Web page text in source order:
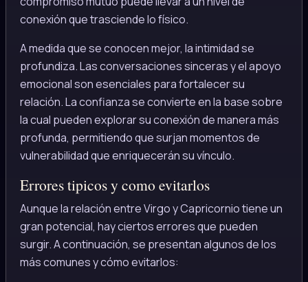
conexión que trasciende lo físico.
A medida que se conocen mejor, la intimidad se
profundiza. Las conversaciones sinceras y el apoyo
emocional son esenciales para fortalecer su
relación. La confianza se convierte en la base sobre
la cual pueden explorar su conexión de manera más
profunda, permitiendo que surjan momentos de
vulnerabilidad que enriquecerán su vínculo.
Errores tipicos y como evitarlos
Aunque la relación entre Virgo y Capricornio tiene un
gran potencial, hay ciertos errores que pueden
surgir. A continuación, se presentan algunos de los
más comunes y cómo evitarlos: